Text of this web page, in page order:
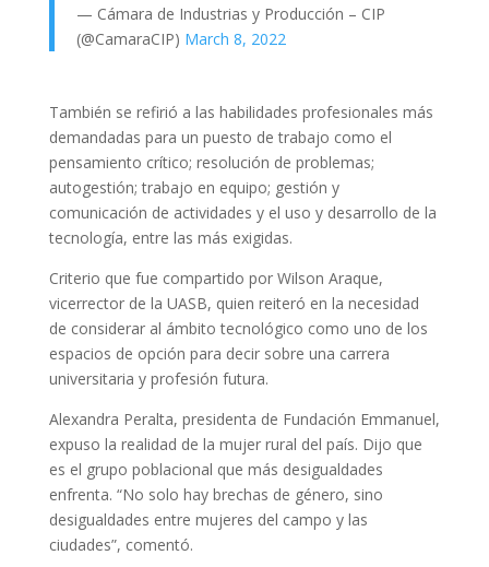
— Cámara de Industrias y Producción – CIP
(@CamaraCIP) March 8, 2022
También se refirió a las habilidades profesionales más
demandadas para un puesto de trabajo como el
pensamiento crítico; resolución de problemas;
autogestión; trabajo en equipo; gestión y
comunicación de actividades y el uso y desarrollo de la
tecnología, entre las más exigidas.
Criterio que fue compartido por Wilson Araque,
vicerrector de la UASB, quien reiteró en la necesidad
de considerar al ámbito tecnológico como uno de los
espacios de opción para decir sobre una carrera
universitaria y profesión futura.
Alexandra Peralta, presidenta de Fundación Emmanuel,
expuso la realidad de la mujer rural del país. Dijo que
es el grupo poblacional que más desigualdades
enfrenta. “No solo hay brechas de género, sino
desigualdades entre mujeres del campo y las
ciudades”, comentó.